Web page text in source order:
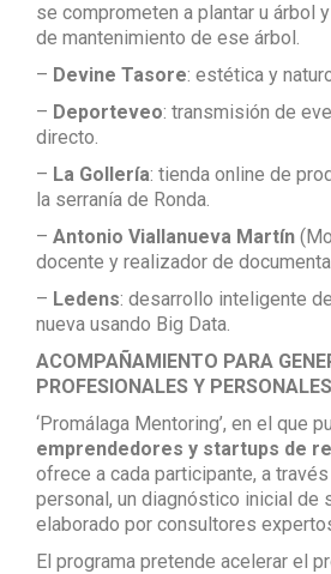
se comprometen a plantar u árbol
de mantenimiento de ese árbol.
– Devine Tasore: estética y
– Deporteveo: transmisión de
directo.
– La Gollería: tienda online de
la serranía de Ronda.
– Antonio Viallanueva Martín
docente y realizador de
– Ledens: desarrollo inteligente
nueva usando Big Data.
ACOMPAÑAMIENTO PARA
PROFESIONALES Y PERSONALES
‘Promálaga Mentoring’, en el que
emprendedores y startups de
ofrece a cada participante, a
personal, un diagnóstico inicial de
elaborado por consultores
El programa pretende acelerar el